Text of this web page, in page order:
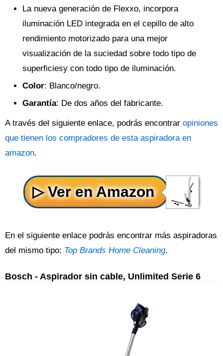
La nueva generación de Flexxo, incorpora
iluminación LED integrada en el cepillo de alto
rendimiento motorizado para una mejor
visualización de la suciedad sobre todo tipo de
superficiesy con todo tipo de iluminación.
Color: Blanco/negro.
Garantía: De dos años del fabricante.
A través del siguiente enlace, podrás encontrar opiniones
que tienen los compradores de esta aspiradora en
amazon.
En el siguiente enlace podrás encontrar más aspiradoras
del mismo tipo: Top Brands Home Cleaning.
Bosch - Aspirador sin cable, Unlimited Serie 6